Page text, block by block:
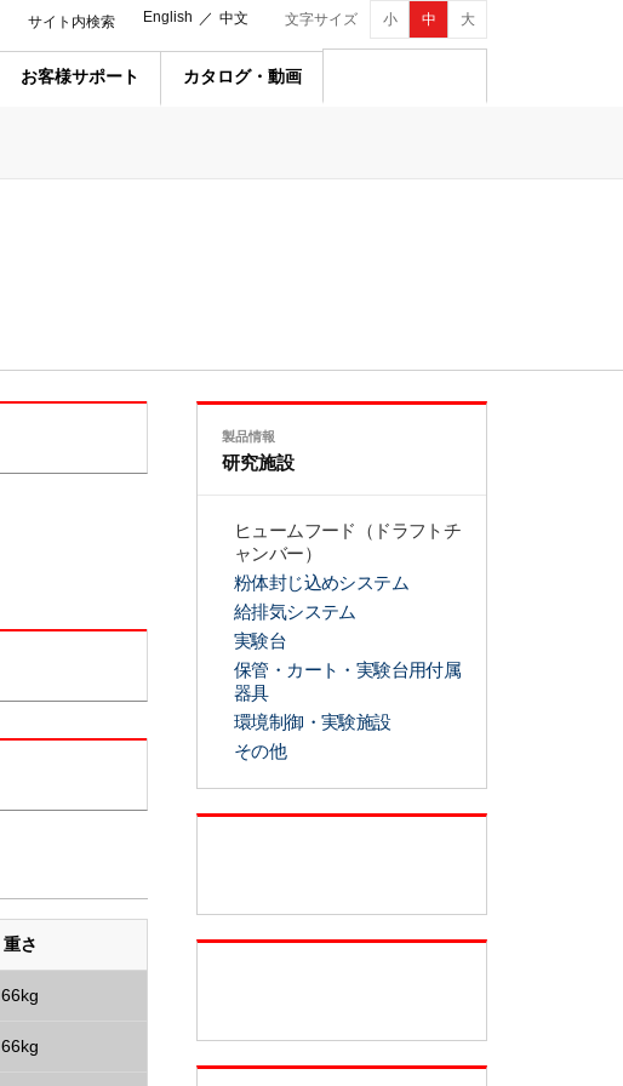
文字サイズ 小 中 大
English ／ 中文
サイト内検索
お客様サポート カタログ・動画
重さ
66kg
66kg
製品情報
研究施設
ヒュームフード（ドラフトチ
ャンバー）
粉体封じ込めシステム
給排気システム
実験台
保管・カート・実験台用付属
器具
環境制御・実験施設
その他